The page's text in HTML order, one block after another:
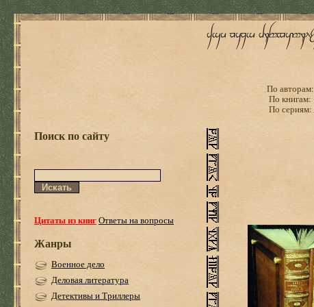
По авторам:
По книгам:
По сериям:
Поиск по сайту
Цитаты из книгОтветы на вопросы
Жанры
Военное дело
Деловая литература
Детективы и Триллеры